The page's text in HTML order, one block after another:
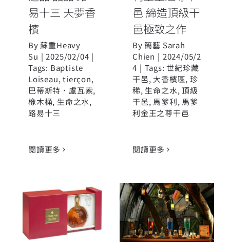
易十三 天夢香
檳
By蘇重Heavy
Su | 2025/02/04 |
Tags: Baptiste
Loiseau,tierçon,
巴蒂斯特．盧瓦索,
橡木桶, 生命之水,
路易十三
閱讀更多
邑 締造頂級干
邑極致之作
By簡藝 Sarah
Chien | 2024/05/2
4 | Tags:世紀珍藏
干邑, 大香檳區,珍
稀, 生命之水,頂級
干邑, 馬爹利, 馬爹
利金王之尊干邑
閱讀更多
七夕贈禮！路
易十三迷你瓶
百齡罈蘇格蘭
煉金秘境 真我